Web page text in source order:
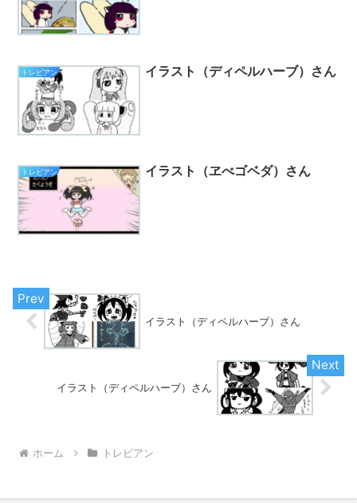
トレビアン イラスト（ディペルハーブ）さん
トレビアン イラスト（ヱべゴベダ）さん
イラスト（ディペルハーブ）さん
イラスト（ディペルハーブ）さん
ホーム トレビアン